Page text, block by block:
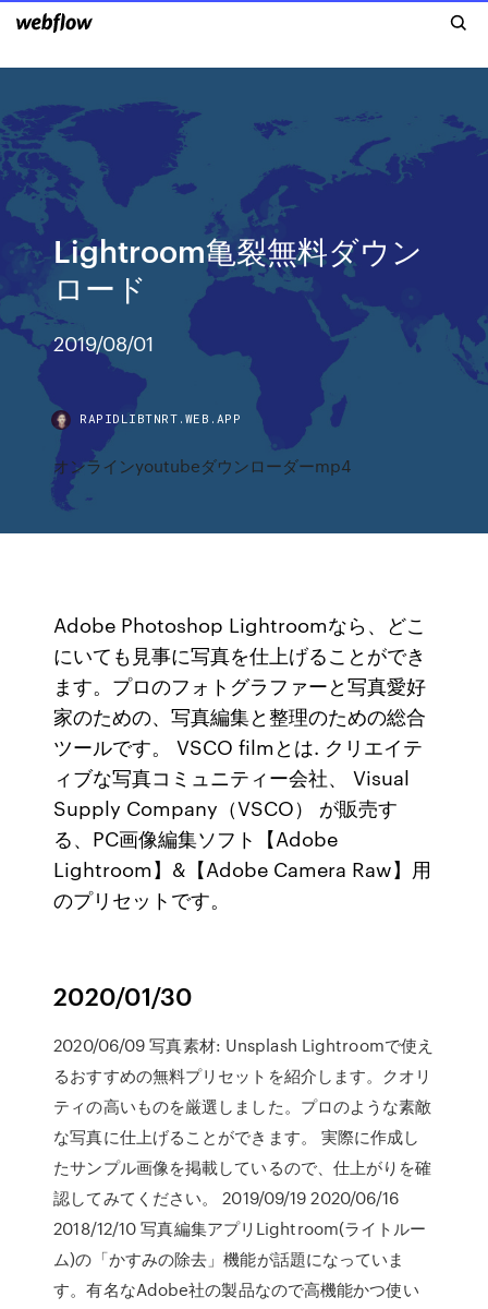
Lightroom亀裂無料ダウン
ロード
2019/08/01
RAPIDLIBTNRT.WEB.APP
オンラインyoutubeダウンローダーmp4
Adobe Photoshop Lightroomなら、どこ
にいても見事に写真を仕上げることができ
ます。プロのフォトグラファーと写真愛好
家のための、写真編集と整理のための総合
ツールです。 VSCO filmとは. クリエイテ
ィブな写真コミュニティー会社、 Visual
Supply Company（VSCO） が販売す
る、PC画像編集ソフト【Adobe
Lightroom】&【Adobe Camera Raw】用
のプリセットです。
2020/01/30
2020/06/09 写真素材: Unsplash Lightroomで使え
るおすすめの無料プリセットを紹介します。クオリ
ティの高いものを厳選しました。プロのような素敵
な写真に仕上げることができます。 実際に作成し
たサンプル画像を掲載しているので、仕上がりを確
認してみてください。 2019/09/19 2020/06/16
2018/12/10 写真編集アプリLightroom(ライトルー
ム)の「かすみの除去」機能が話題になっていま
す。有名なAdobe社の製品なので高機能かつ使い